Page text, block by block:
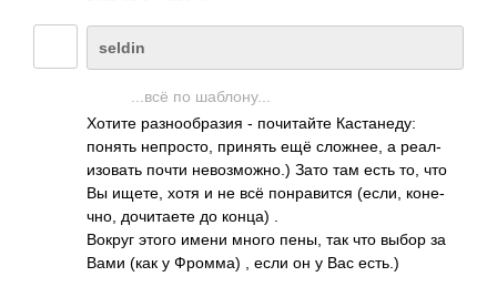
seldin
...всё по шабл­ону...
Хотите разн­ообр­азия - почи­тайте Каст­анеду:
понять непр­осто, принять ещё слож­нее, а реал­
изов­ать почти нево­змож­но.) Зато там есть то, что
Вы ищете, хотя и не всё понр­авится (если, коне­
чно, дочи­таете до конца) .
Вокруг этого имени много пены, так что выбор за
Вами (как у Фромма) , если он у Вас есть.)